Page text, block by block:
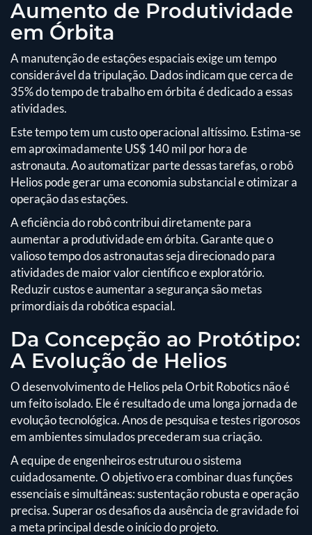
Aumento de Produtividade
em Órbita
A manutenção de estações espaciais exige um tempo
considerável da tripulação. Dados indicam que cerca de
35% do tempo de trabalho em órbita é dedicado a essas
atividades.
Este tempo tem um custo operacional altíssimo. Estima-se
em aproximadamente US$ 140 mil por hora de
astronauta. Ao automatizar parte dessas tarefas, o robô
Helios pode gerar uma economia substancial e otimizar a
operação das estações.
A eficiência do robô contribui diretamente para
aumentar a produtividade em órbita. Garante que o
valioso tempo dos astronautas seja direcionado para
atividades de maior valor científico e exploratório.
Reduzir custos e aumentar a segurança são metas
primordiais da robótica espacial.
Da Concepção ao Protótipo:
A Evolução de Helios
O desenvolvimento de Helios pela Orbit Robotics não é
um feito isolado. Ele é resultado de uma longa jornada de
evolução tecnológica. Anos de pesquisa e testes rigorosos
em ambientes simulados precederam sua criação.
A equipe de engenheiros estruturou o sistema
cuidadosamente. O objetivo era combinar duas funções
essenciais e simultâneas: sustentação robusta e operação
precisa. Superar os desafios da ausência de gravidade foi
a meta principal desde o início do projeto.